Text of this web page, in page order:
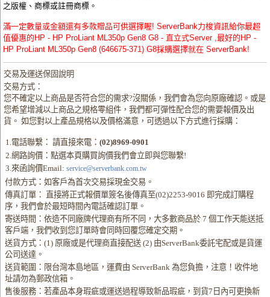
之版權、商標或註冊商標。
滿一定數量或金額還有多款贈品可供選擇喔! ServerBank力梭資訊給你最超
值優惠的HP - HP ProLiant ML350p Gen8 G8 - 直立式Server ,最好的HP -
HP ProLiant ML350p Gen8 (646675-371) G8採購選擇就在 ServerBank!
交易及運送保固說明
交易方式：
您不確定以上商品是否符合您的需求?沒關係，我們會為您向原廠確認。或是
您希望增減以上商品之規格零組件，我們都可彈性配合您的需要報價及出
貨。 如您對以上產品規格以及價格滿意，可透過以下方式進行採購：
1.電話聯繫： 請直接來電：(02)8969-0901
2.網路詢價：點選本頁購買詢價我們會立即與您聯繫!
3.來函詢價Email: service@serverbank.com.tw
付款方式：如客戶為首次交易採現金交易。
傳真訂單： 直接將正式報價單簽名後傳真至(02)2253-9016 即完成訂購程
序，我們會於最短時間內電話確認訂單。
寄送時間：依造不同廠牌代理商有所不同，大多數商品於 7 個工作天能送抵
客戶端，我們收到您訂單時會同時回覆您確定交期。
送貨方式：(1) 原廠或是代理商直接配送 (2) 由ServerBank委託宅配或是貨運
公司送達。
送貨範圍：限台灣本島地區，運費由 ServerBank 為您負擔，注意！收件地
址請勿為郵政信箱。
售後服務：若產品本身瑕疵或運送過程導致新品瑕疵，到貨7日內可更換新